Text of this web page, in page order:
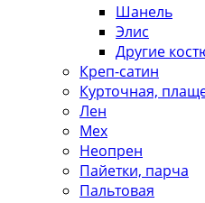
Шанель
Элис
Другие
Креп-сатин
Курточная,
Лен
Мех
Неопрен
Пайетки, парча
Пальтовая